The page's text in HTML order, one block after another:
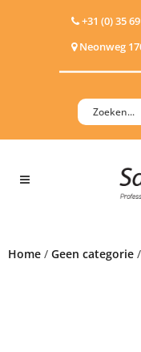
+31 (0) 35
Neonweg
Home / Geen categorie